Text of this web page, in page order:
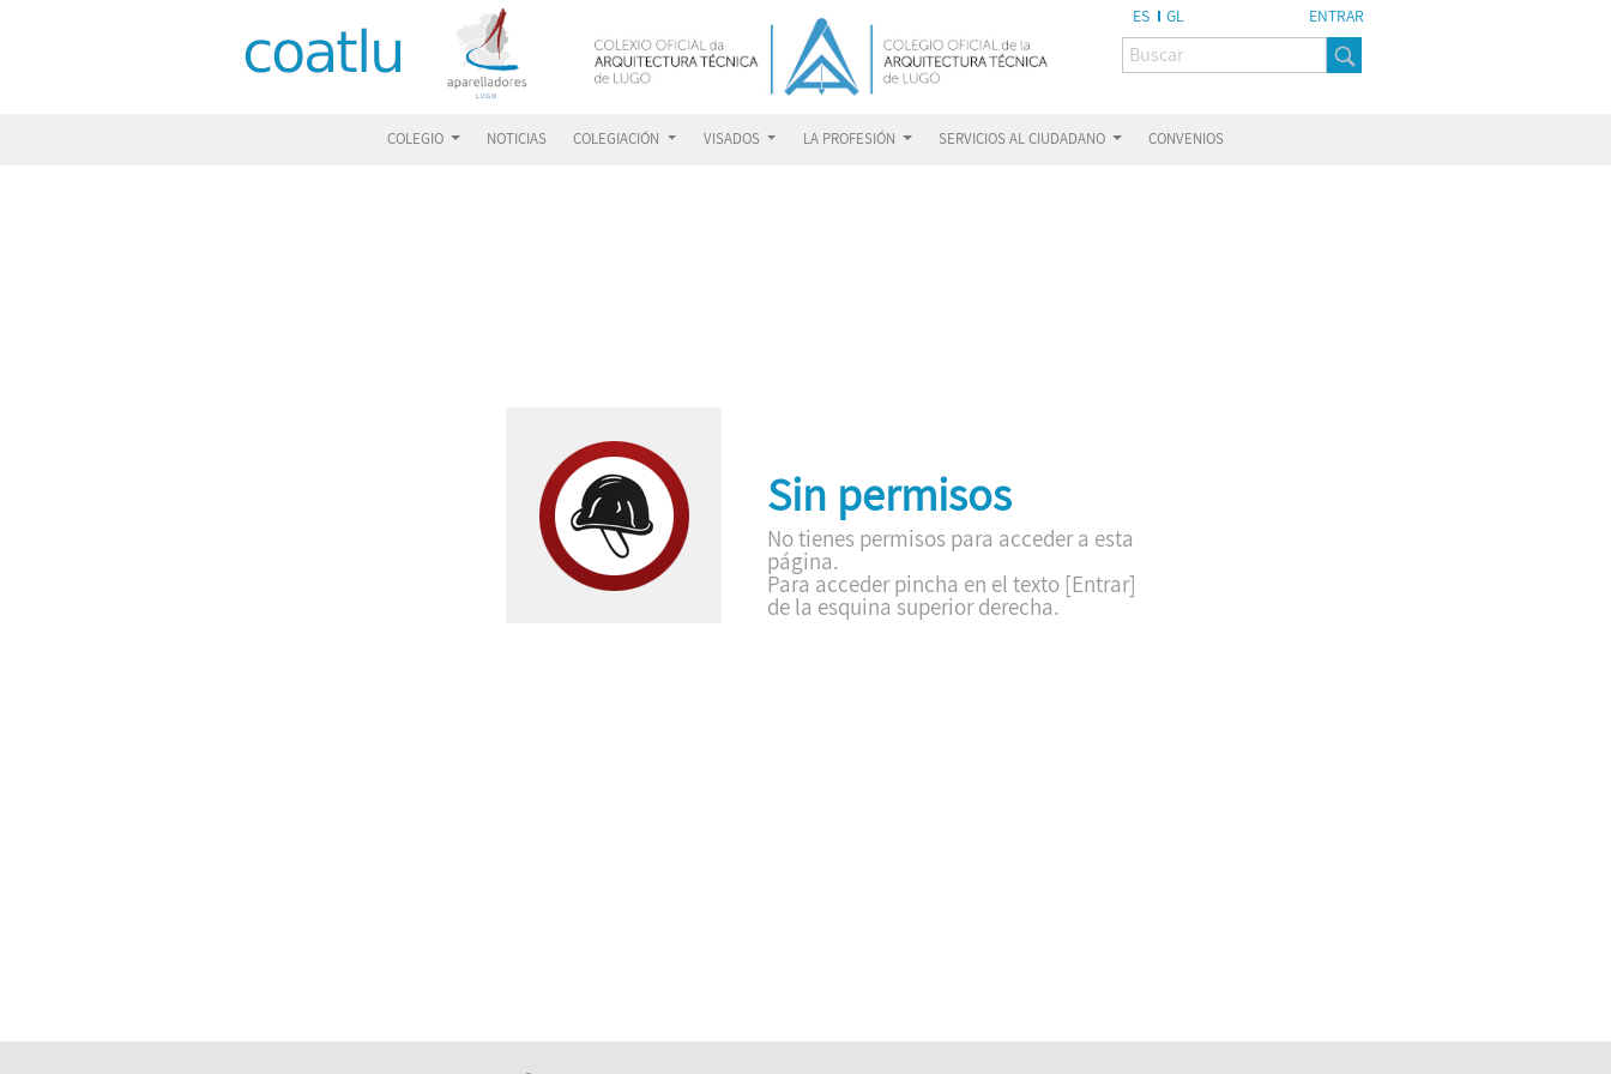
ES GL ENTRAR
COLEGIO NOTICIAS COLEGIACIÓN VISADOS LA PROFESIÓN SERVICIOS AL CIUDADANO CONVENIOS
Sin permisos
No tienes permisos para acceder a esta
página.
Para acceder pincha en el texto [Entrar]
de la esquina superior derecha.